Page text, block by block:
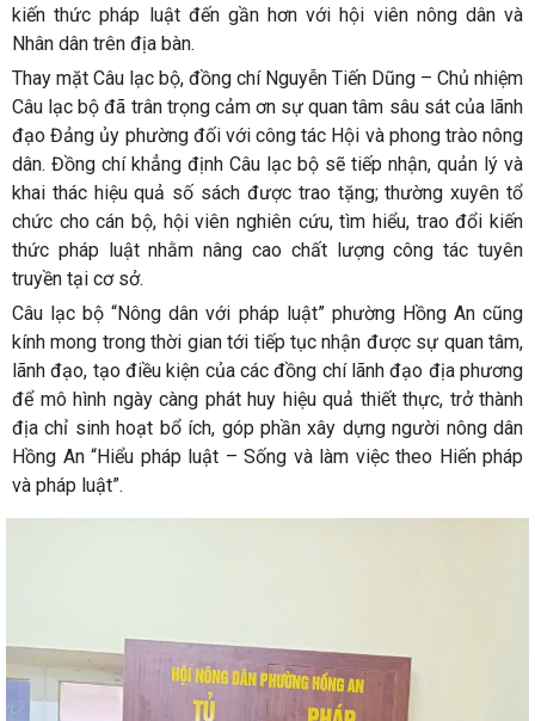
kiến thức pháp luật đến gần hơn với hội viên nông dân và
Nhân dân trên địa bàn.
Thay mặt Câu lạc bộ, đồng chí Nguyễn Tiến Dũng – Chủ nhiệm
Câu lạc bộ đã trân trọng cảm ơn sự quan tâm sâu sát của lãnh
đạo Đảng ủy phường đối với công tác Hội và phong trào nông
dân. Đồng chí khẳng định Câu lạc bộ sẽ tiếp nhận, quản lý và
khai thác hiệu quả số sách được trao tặng; thường xuyên tổ
chức cho cán bộ, hội viên nghiên cứu, tìm hiểu, trao đổi kiến
thức pháp luật nhằm nâng cao chất lượng công tác tuyên
truyền tại cơ sở.
Câu lạc bộ “Nông dân với pháp luật” phường Hồng An cũng
kính mong trong thời gian tới tiếp tục nhận được sự quan tâm,
lãnh đạo, tạo điều kiện của các đồng chí lãnh đạo địa phương
để mô hình ngày càng phát huy hiệu quả thiết thực, trở thành
địa chỉ sinh hoạt bổ ích, góp phần xây dựng người nông dân
Hồng An “Hiểu pháp luật – Sống và làm việc theo Hiến pháp
và pháp luật”.